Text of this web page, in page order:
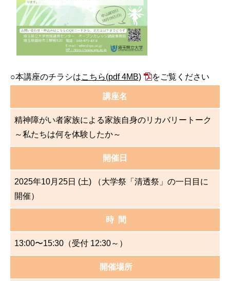
○本講座のチラシはこちら(pdf 4MB) をご覧ください
講座名
精神障がい者家族による家族自身のリカバリートーク
～私たちは何を体験したか～
開催日
2025年10月25日 (土) （大学祭「清透祭」の一日目に
開催）
時 間
13:00〜15:30（受付 12:30～）
開催場所